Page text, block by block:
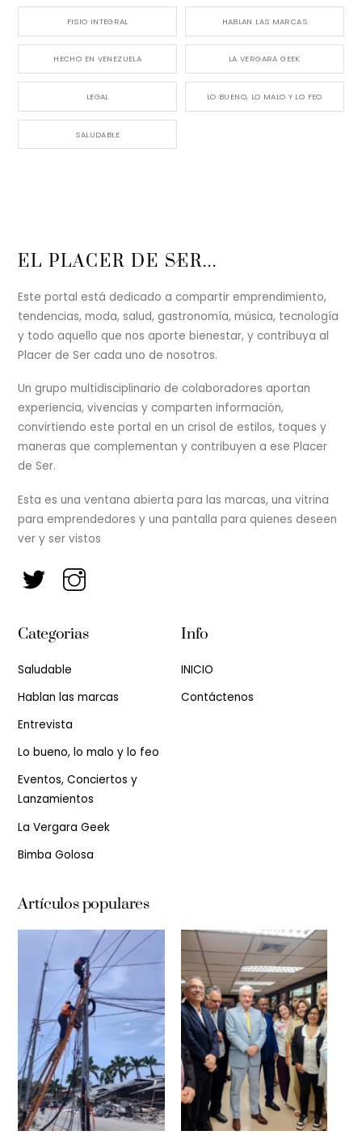
FISIO INTEGRAL HABLAN LAS MARCAS
HECHO EN VENEZUELA LA VERGARA GEEK
LEGAL LO BUENO, LO MALO Y LO FEO
SALUDABLE
Back
Top
EL PLACER DE SER...
Este portal está dedicado a compartir emprendimiento,
tendencias, moda, salud, gastronomía, música, tecnología
y todo aquello que nos aporte bienestar, y contribuya al
Placer de Ser cada uno de nosotros.
Un grupo multidisciplinario de colaboradores aportan
experiencia, vivencias y comparten información,
convirtiendo este portal en un crisol de estilos, toques y
maneras que complementan y contribuyen a ese Placer
de Ser.
Esta es una ventana abierta para las marcas, una vitrina
para emprendedores y una pantalla para quienes deseen
ver y ser vistos
Categorias
Saludable
Hablan las marcas
Entrevista
Lo bueno, lo malo y lo feo
Eventos, Conciertos y
Lanzamientos
La Vergara Geek
Bimba Golosa
Info
INICIO
Contáctenos
Artículos populares